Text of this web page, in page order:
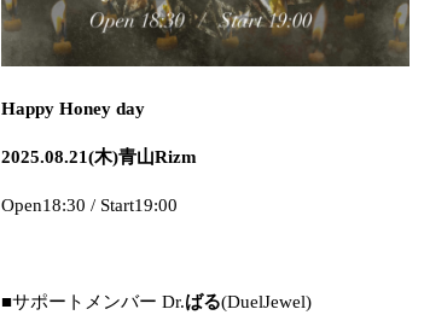
Happy Honey day
2025.08.21(木)青山Rizm
Open18:30 / Start19:00
■サポートメンバー Dr.ばる(DuelJewel)